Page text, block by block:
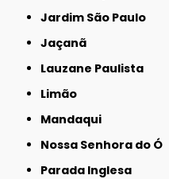
Jardim São Paulo
Jaçanã
Lauzane Paulista
Limão
Mandaqui
Nossa Senhora do Ó
Parada Inglesa